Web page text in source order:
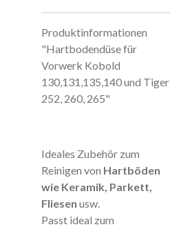
Produktinformationen
"Hartbodendüse für
Vorwerk Kobold
130,131,135,140 und Tiger
252, 260, 265"
Ideales Zubehör zum
Reinigen von Hartböden
wie Keramik, Parkett,
Fliesen usw.
Passt ideal zum